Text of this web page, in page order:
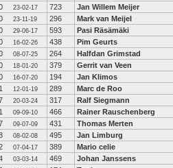
23-02-17 723 Jan Willem Meijer
23-11-19 296 Mark van Meijel
29-06-17 593 Pasi Räsämäki
16-02-26 438 Pim Geurts
08-07-25 264 Halfdan Grimstad
18-01-20 379 Gerrit van Veen
16-07-20 194 Jan Klimos
12-01-19 289 Marc de Roo
20-03-24 317 Ralf Siegmann
09-09-10 466 Rainer Rauschenberg
09-07-09 431 Thomas Merten
08-02-08 495 Jan Limburg
07-04-17 389 Mario celie
03-03-14 469 Johan Janssens